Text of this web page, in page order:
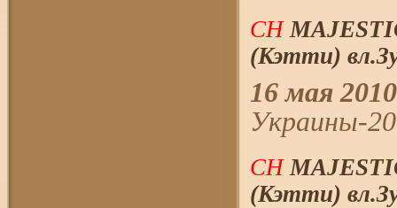
CH
(Кэтти)
16 мая 2010
Украины-
CH
(Кэтти)